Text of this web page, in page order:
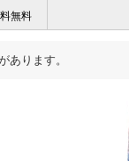
無料
あります。